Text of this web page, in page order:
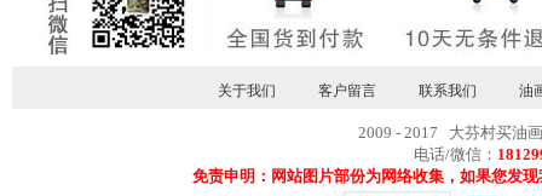
关于我们 客户留言 联系我们 油
2009 - 2017 大芬村买油
电话/微信：
免责申明：网站图片部份为网络收集，如果您发